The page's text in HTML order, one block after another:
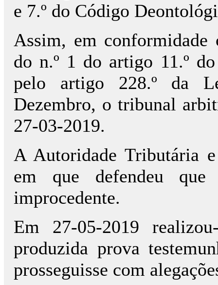
e 7.º do Código
Assim, em
do n.º 1 do artigo 11.º
pelo artigo 228.º da
Dezembro, o tribunal
27-03-2019.
A Autoridade Tributária e
em que defendeu
improcedente.
Em 27-05-2019
produzida prova
prosseguisse com